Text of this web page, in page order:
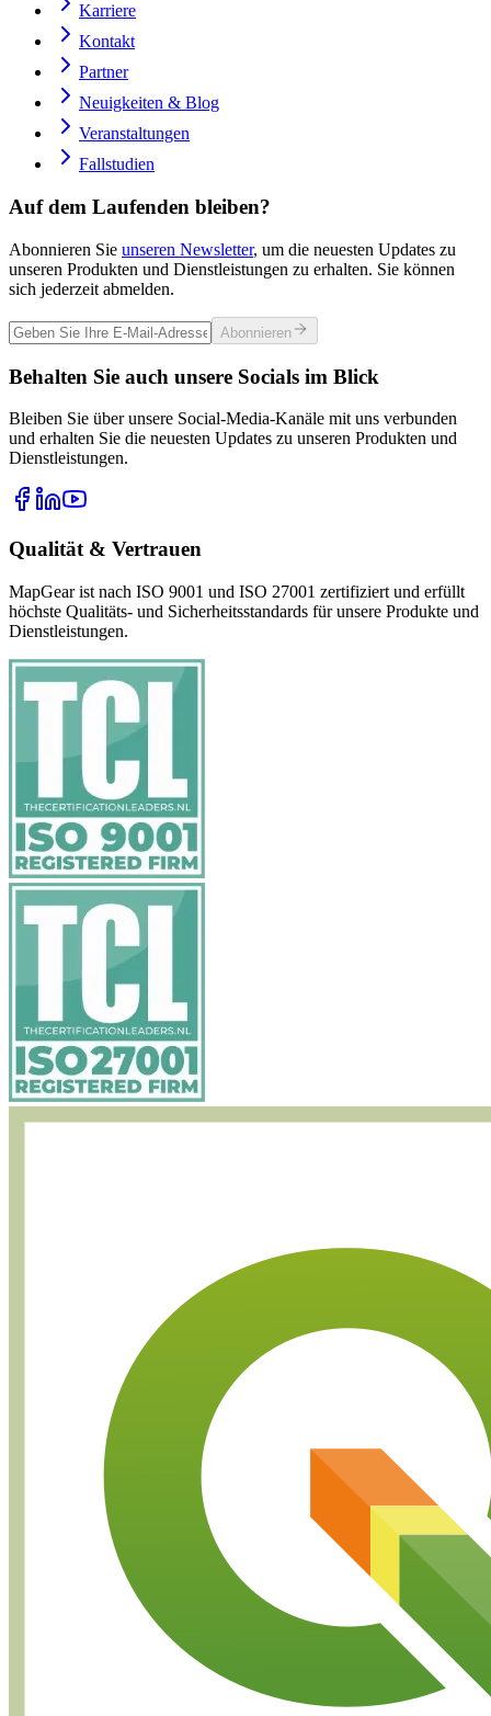
Karriere
Kontakt
Partner
Neuigkeiten & Blog
Veranstaltungen
Fallstudien
Auf dem Laufenden bleiben?
Abonnieren Sie unseren Newsletter, um die neuesten Updates zu
unseren Produkten und Dienstleistungen zu erhalten. Sie können
sich jederzeit abmelden.
Abonnieren
Behalten Sie auch unsere Socials im Blick
Bleiben Sie über unsere Social-Media-Kanäle mit uns verbunden
und erhalten Sie die neuesten Updates zu unseren Produkten und
Dienstleistungen.
Qualität & Vertrauen
MapGear ist nach ISO 9001 und ISO 27001 zertifiziert und erfüllt
höchste Qualitäts- und Sicherheitsstandards für unsere Produkte und
Dienstleistungen.